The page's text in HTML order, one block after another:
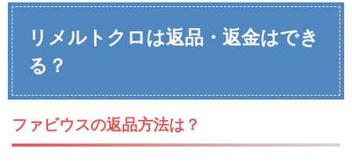
リメルトクロは返品・返金はでき
る？
ファビウスの返品方法は？